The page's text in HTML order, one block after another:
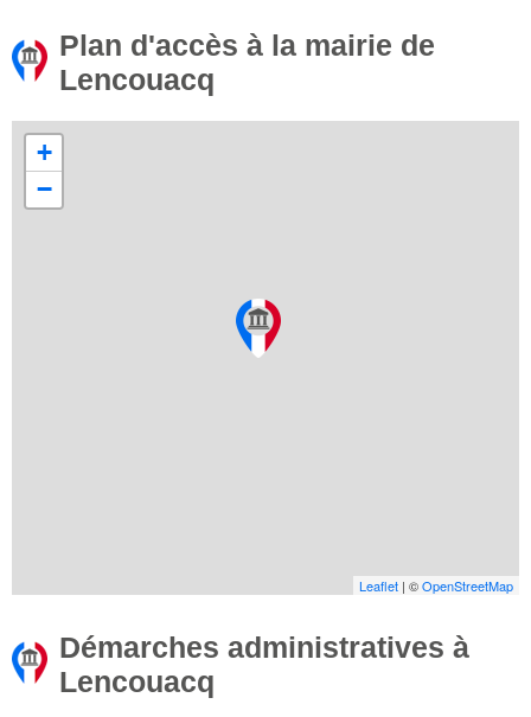
Plan d'accès à la mairie de
Lencouacq
+
−
Leaflet | ©OpenStreetMap
Démarches administratives à
Lencouacq